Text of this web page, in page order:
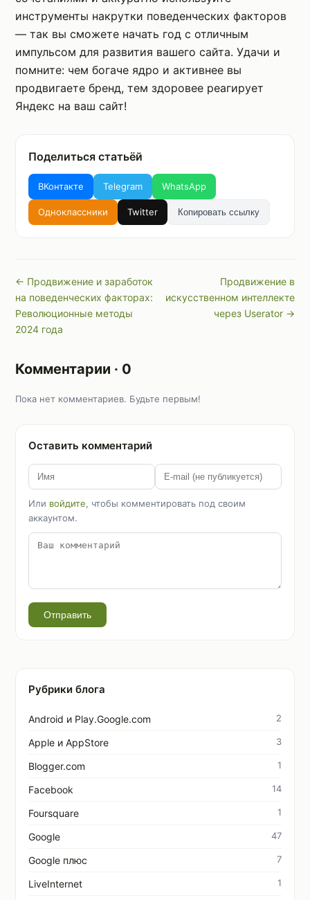
инструменты накрутки поведенческих факторов
— так вы сможете начать год с отличным
импульсом для развития вашего сайта. Удачи и
помните: чем богаче ядро и активнее вы
продвигаете бренд, тем здоровее реагирует
Яндекс на ваш сайт!
Поделиться статьёй
ВКонтакте Telegram WhatsApp
Одноклассники Twitter Копировать ссылку
← Продвижение и заработок
на поведенческих факторах:
Революционные методы
2024 года
Продвижение в
искусственном интеллекте
через Userator →
Комментарии · 0
Пока нет комментариев. Будьте первым!
Оставить комментарий
Или войдите, чтобы комментировать под своим
аккаунтом.
Отправить
Рубрики блога
Android и Play.Google.com 2
Apple и AppStore 3
Blogger.com 1
Facebook 14
Foursquare 1
Google 47
Google плюс 7
LiveInternet 1